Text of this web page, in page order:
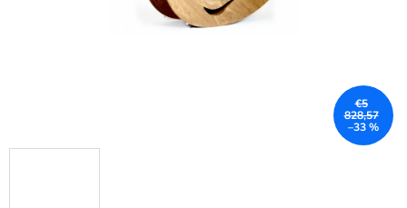
€5
828,57
–33 %